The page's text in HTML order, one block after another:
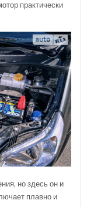
практически
но здесь он и
плавно и